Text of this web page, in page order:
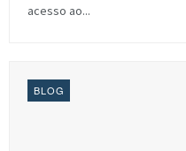
acesso ao...
BLOG